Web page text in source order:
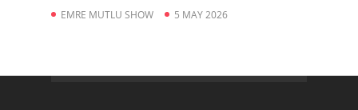
EMRE MUTLU SHOW 5 MAY 2026